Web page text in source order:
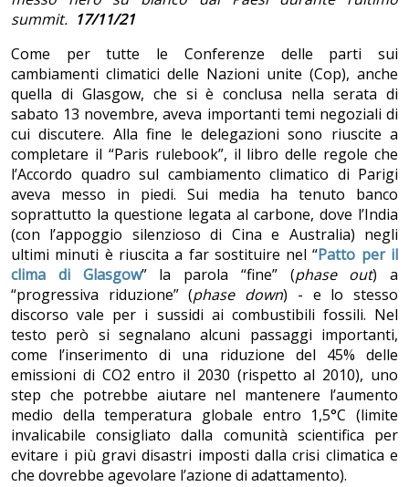
summit. 17/11/21
Come per tutte le Conferenze delle parti sui
cambiamenti climatici delle Nazioni unite (Cop), anche
quella di Glasgow, che si è conclusa nella serata di
sabato 13 novembre, aveva importanti temi negoziali di
cui discutere. Alla fine le delegazioni sono riuscite a
completare il “Paris rulebook”, il libro delle regole che
l’Accordo quadro sul cambiamento climatico di Parigi
aveva messo in piedi. Sui media ha tenuto banco
soprattutto la questione legata al carbone, dove l’India
(con l’appoggio silenzioso di Cina e Australia) negli
ultimi minuti è riuscita a far sostituire nel “Patto per il
clima di Glasgow” la parola “fine” (phase out) a
“progressiva riduzione” (phase down) - e lo stesso
discorso vale per i sussidi ai combustibili fossili. Nel
testo però si segnalano alcuni passaggi importanti,
come l’inserimento di una riduzione del 45% delle
emissioni di CO2 entro il 2030 (rispetto al 2010), uno
step che potrebbe aiutare nel mantenere l’aumento
medio della temperatura globale entro 1,5°C (limite
invalicabile consigliato dalla comunità scientifica per
evitare i più gravi disastri imposti dalla crisi climatica e
che dovrebbe agevolare l’azione di adattamento).